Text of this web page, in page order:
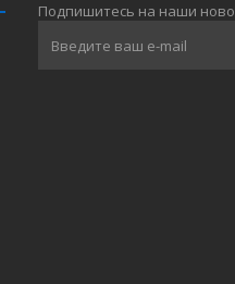
Подпишитесь на наши